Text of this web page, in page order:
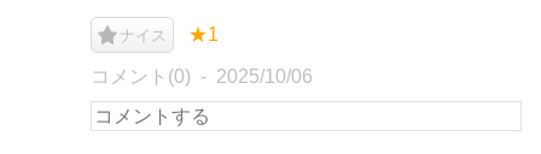
ナイス ★1
コメント(0) 2025/10/06